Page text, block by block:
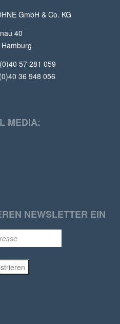
GmbH & Co. KG
40
57 281 059
36 948 056
MEDIA:
NEWSLETTER EIN